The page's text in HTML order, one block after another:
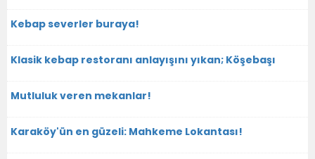
Kebap severler buraya!
Klasik kebap restoranı anlayışını yıkan; Köşebaşı
Mutluluk veren mekanlar!
Karaköy'ün en güzeli: Mahkeme Lokantası!